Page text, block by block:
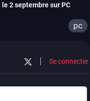
2 septembre sur PC
pc
Se connecter